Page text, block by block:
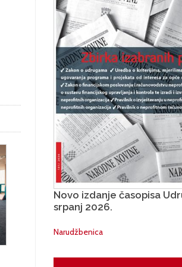
Novo izdanje časopisa
srpanj 2026.
Narudžbenica